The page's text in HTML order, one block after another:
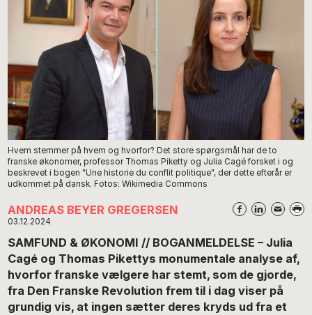
Hvem stemmer på hvem og hvorfor? Det store spørgsmål har de to
franske økonomer, professor Thomas Piketty og Julia Cagé forsket i og
beskrevet i bogen "Une historie du conflit politique", der dette efterår er
udkommet på dansk. Fotos: Wikimedia Commons
ANDREAS BEYER GREGERSEN
03.12.2024
SAMFUND & ØKONOMI // BOGANMELDELSE – Julia
Cagé og Thomas Pikettys monumentale analyse af,
hvorfor franske vælgere har stemt, som de gjorde,
fra Den Franske Revolution frem til i dag viser på
grundig vis, at ingen sætter deres kryds ud fra et